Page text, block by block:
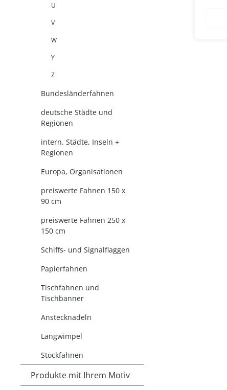
U
V
W
Y
Z
Bundesländerfahnen
deutsche Städte und
Regionen
intern. Städte, Inseln +
Regionen
Europa, Organisationen
preiswerte Fahnen 150 x
90 cm
preiswerte Fahnen 250 x
150 cm
Schiffs- und Signalflaggen
Papierfahnen
Tischfahnen und
Tischbanner
Anstecknadeln
Langwimpel
Stockfahnen
Produkte mit Ihrem Motiv